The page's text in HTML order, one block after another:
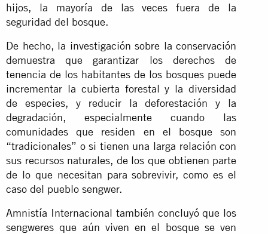
hijos, la mayoría de las veces fuera de la
seguridad del bosque.
De hecho, la investigación sobre la conservación
demuestra que garantizar los derechos de
tenencia de los habitantes de los bosques puede
incrementar la cubierta forestal y la diversidad
de especies, y reducir la deforestación y la
degradación, especialmente cuando las
comunidades que residen en el bosque son
“tradicionales” o si tienen una larga relación con
sus recursos naturales, de los que obtienen parte
de lo que necesitan para sobrevivir, como es el
caso del pueblo sengwer.
Amnistía Internacional también concluyó que los
sengweres que aún viven en el bosque se ven